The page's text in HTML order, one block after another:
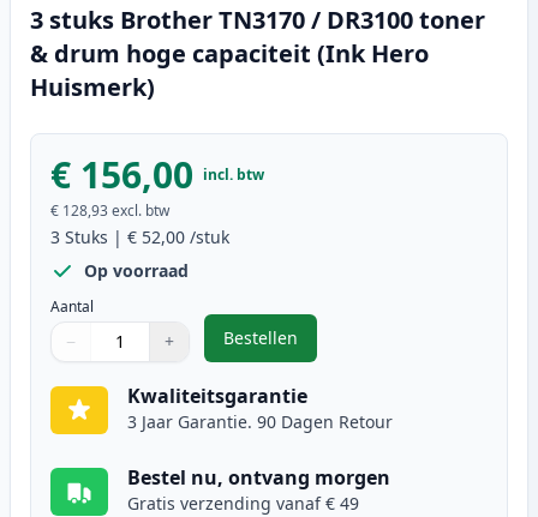
3 stuks Brother TN3170 / DR3100 toner
& drum hoge capaciteit (Ink Hero
Huismerk)
€ 156,00 incl. btw
€ 128,93excl. btw
3 Stuks | € 52,00 /stuk
Op voorraad
Aantal
Gebruik de knoppen om aan te passen
− +
1
Bestellen
,3 stuks Brother TN3170 /
Kwaliteitsgarantie
3 Jaar Garantie. 90 Dagen Retour
Bestel nu, ontvang morgen
Gratis verzending vanaf € 49